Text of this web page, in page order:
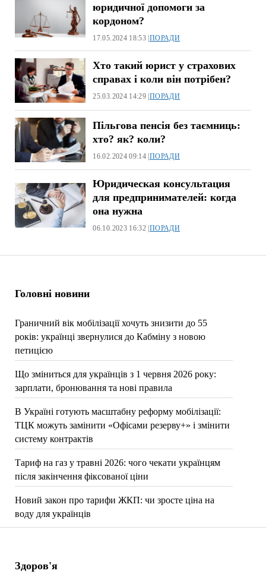
Головні новини
Граничний вік мобілізації хочуть знизити до 55
років: українці звернулися до Кабміну з новою
петицією
Що зміниться для українців з 1 червня 2026 року:
зарплати, бронювання та нові правила
В Україні готують масштабну реформу мобілізації:
ТЦК можуть замінити «Офісами резерву+» і змінити
систему контрактів
Тариф на газ у травні 2026: чого чекати українцям
після закінчення фіксованої ціни
Новий закон про тарифи ЖКП: чи зросте ціна на
воду для українців
юридичної допомоги за
кордоном?
17.05.2024 18:53 | ПОРАДИ
Хто такий юрист у страхових
справах і коли він потрібен?
25.03.2024 14:29 | ПОРАДИ
Пільгова пенсія без таємниць:
хто? як? коли?
16.02.2024 09:14 |ПОРАДИ
Юридическая консультация
для предпринимателей: когда
она нужна
06.10.2023 16:32 | ПОРАДИ
Здоров'я